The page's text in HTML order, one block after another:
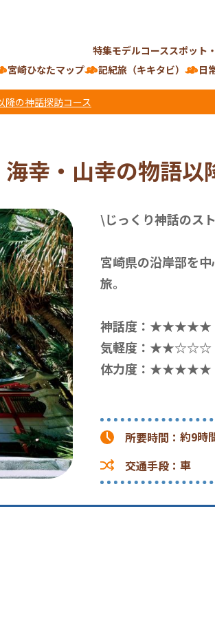
特集モデルコーススポット
宮崎ひなたマップ
記紀旅（キキタビ） 日
降の神話探訪コース
幸・山幸の物語
\じっくり神話のス
宮崎県の沿岸部を
旅。
神話度：★★★★★
気軽度：★★☆☆☆
体力度：★★★★★
所要時間 ：約9時
交通手段 ：車